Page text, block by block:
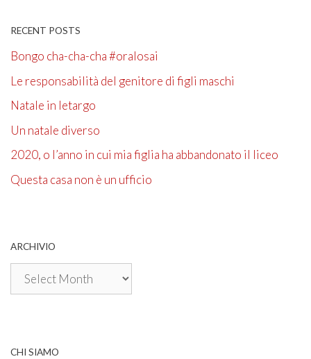
RECENT POSTS
Bongo cha-cha-cha #oralosai
Le responsabilità del genitore di figli maschi
Natale in letargo
Un natale diverso
2020, o l’anno in cui mia figlia ha abbandonato il liceo
Questa casa non è un ufficio
ARCHIVIO
Archivio
CHI SIAMO